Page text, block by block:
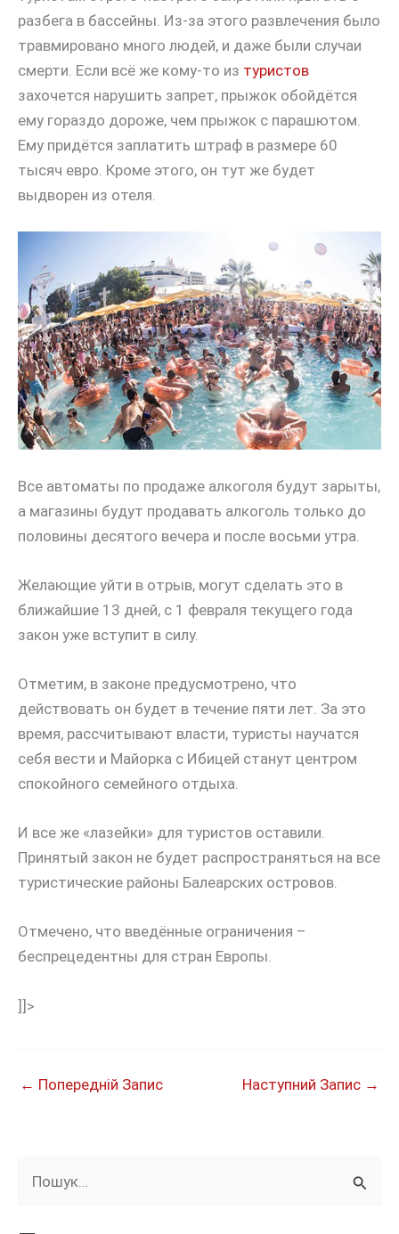
разбега в бассейны. Из-за этого развлечения было
травмировано много людей, и даже были случаи
смерти. Если всё же кому-то из туристов
захочется нарушить запрет, прыжок обойдётся
ему гораздо дороже, чем прыжок с парашютом.
Ему придётся заплатить штраф в размере 60
тысяч евро. Кроме этого, он тут же будет
выдворен из отеля.
Все автоматы по продаже алкоголя будут зарыты,
а магазины будут продавать алкоголь только до
половины десятого вечера и после восьми утра.
Желающие уйти в отрыв, могут сделать это в
ближайшие 13 дней, с 1 февраля текущего года
закон уже вступит в силу.
Отметим, в законе предусмотрено, что
действовать он будет в течение пяти лет. За это
время, рассчитывают власти, туристы научатся
себя вести и Майорка с Ибицей станут центром
спокойного семейного отдыха.
И все же «лазейки» для туристов оставили.
Принятый закон не будет распространяться на все
туристические районы Балеарских островов.
Отмечено, что введённые ограничения –
беспрецедентны для стран Европы.
]]>
← Попередній Запис Наступний Запис →